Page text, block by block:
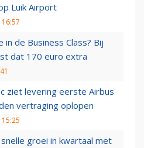
Luik Airport
in de Business Class? Bij
dat 170 euro extra
ziet levering eerste Airbus
vertraging oplopen
groei in kwartaal met